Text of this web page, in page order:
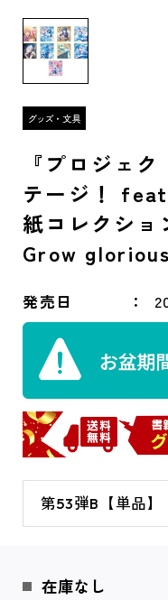
『プロジェ
テージ！
紙コレクショ
Grow
発売日
第53弾B【単品】
在庫なし